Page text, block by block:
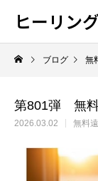
ヒーリン
ブログ 無
第801弾 無
2026.03.02 無料